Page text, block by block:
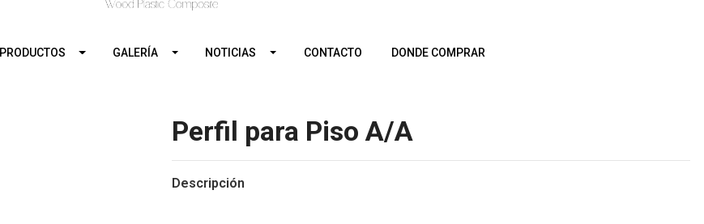
PRODUCTOS GALERÍA NOTICIAS CONTACTO DONDE COMPRAR
Perfil para Piso A/A
Descripción